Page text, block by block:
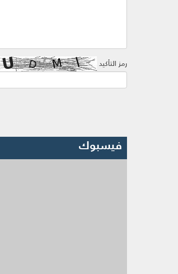
رمز التأكيد
فيسبوك